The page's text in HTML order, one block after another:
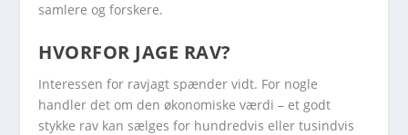
samlere og forskere.
HVORFOR JAGE RAV?
Interessen for ravjagt spænder vidt. For nogle
handler det om den økonomiske værdi – et godt
stykke rav kan sælges for hundredvis eller tusindvis